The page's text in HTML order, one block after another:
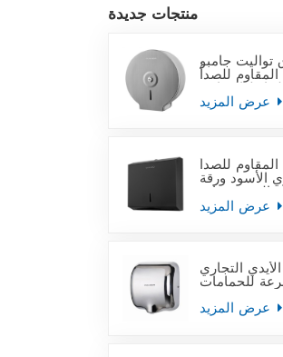
منتجات جديدة
جامبو
للصدأ
التجاري
المقاوم للصدأ
الأسود ورقة
اليد موزعات
التجاري
للحمامات